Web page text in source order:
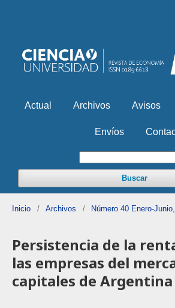
Actual Archivos Avisos
Envíos
Buscar
Inicio / Archivos / Número 40 Enero-
Persistencia de la
las empresas del
capitales de Argentina